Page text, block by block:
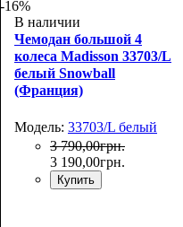
-16%
В наличии
Чемодан большой 4
колеса Madisson 33703/L
белый Snowball
(Франция)
Модель: 33703/L белый
3 790,00грн.
3 190,00грн.
Купить